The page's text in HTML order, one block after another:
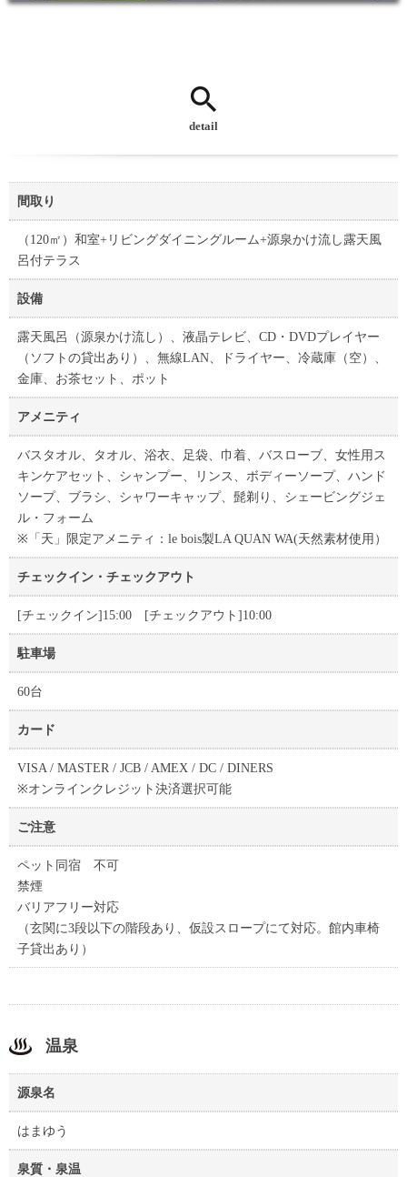
detail
間取り
（120㎡）和室+リビングダイニングルーム+源泉かけ流し露天風
呂付テラス
設備
露天風呂（源泉かけ流し）、液晶テレビ、CD・DVDプレイヤー
（ソフトの貸出あり）、無線LAN、ドライヤー、冷蔵庫（空）、
金庫、お茶セット、ポット
アメニティ
バスタオル、タオル、浴衣、足袋、巾着、バスローブ、女性用ス
キンケアセット、シャンプー、リンス、ボディーソープ、ハンド
ソープ、ブラシ、シャワーキャップ、髭剃り、シェービングジェ
ル・フォーム
※「天」限定アメニティ：le bois製LA QUAN WA(天然素材使用）
チェックイン・チェックアウト
[チェックイン]15:00 [チェックアウト]10:00
駐車場
60台
カード
VISA / MASTER / JCB / AMEX / DC / DINERS
※オンラインクレジット決済選択可能
ご注意
ペット同宿 不可
禁煙
バリアフリー対応
（玄関に3段以下の階段あり、仮設スロープにて対応。館内車椅
子貸出あり）
温泉
源泉名
はまゆう
泉質・泉温